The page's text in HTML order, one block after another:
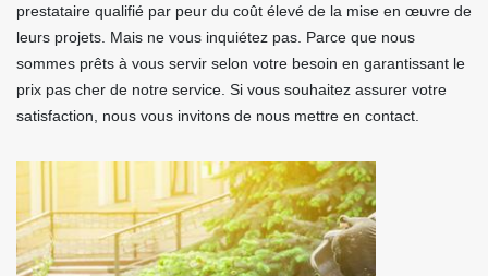
prestataire qualifié par peur du coût élevé de la mise en œuvre de
leurs projets. Mais ne vous inquiétez pas. Parce que nous
sommes prêts à vous servir selon votre besoin en garantissant le
prix pas cher de notre service. Si vous souhaitez assurer votre
satisfaction, nous vous invitons de nous mettre en contact.